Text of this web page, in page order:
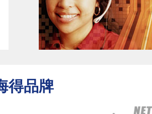
得品牌